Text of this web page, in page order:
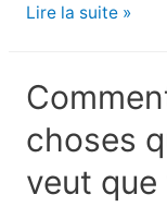
8
risque
d’infection
des
Lire la suite »
choses
veut